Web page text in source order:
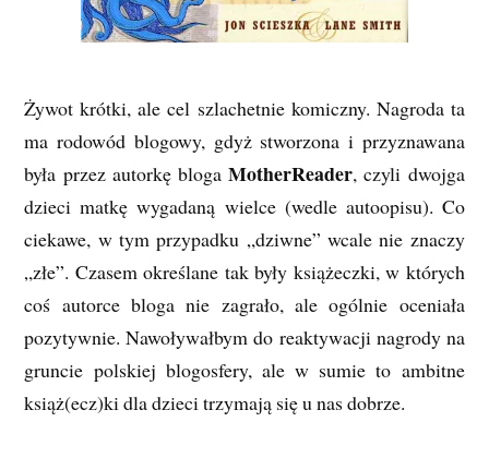
Żywot krótki, ale cel szlachetnie komiczny. Nagroda ta
ma rodowód blogowy, gdyż stworzona i przyznawana
była przez autorkę blogaMotherReader, czyli dwojga
dzieci matkę wygadaną wielce (wedle autoopisu). Co
ciekawe, w tym przypadku „dziwne” wcale nie znaczy
„złe”. Czasem określane tak były książeczki, w których
coś autorce bloga nie zagrało, ale ogólnie oceniała
pozytywnie. Nawoływałbym do reaktywacji nagrody na
gruncie polskiej blogosfery, ale w sumie to ambitne
książ(ecz)ki dla dzieci trzymają się u nas dobrze.